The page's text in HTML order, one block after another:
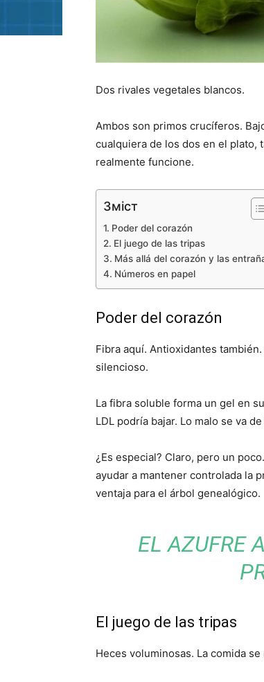
Dos rivales vegetales blancos.
Ambos son primos crucíferos.
cualquiera de los dos en el plato,
realmente funcione.
Зміст
Poder del corazón
El juego de las tripas
Más allá del corazón y las
Números en papel
Poder del corazón
Fibra aquí. Antioxidantes
silencioso.
La fibra soluble forma un gel en
LDL podría bajar. Lo malo se va
¿Es especial? Claro, pero un
ayudar a mantener controlada la
ventaja para el árbol genealógico.
EL AZUFRE
El juego de las tripas
Heces voluminosas. La comida